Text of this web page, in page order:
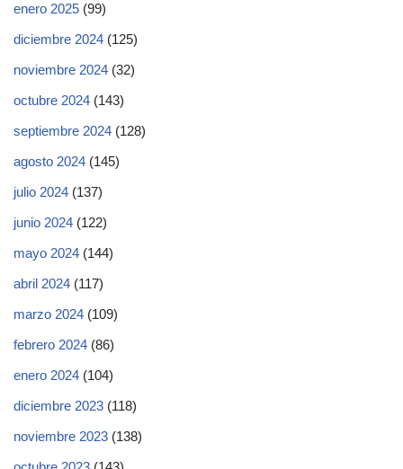
enero 2025 (99)
diciembre 2024 (125)
noviembre 2024 (32)
octubre 2024 (143)
septiembre 2024 (128)
agosto 2024 (145)
julio 2024 (137)
junio 2024 (122)
mayo 2024 (144)
abril 2024 (117)
marzo 2024 (109)
febrero 2024 (86)
enero 2024 (104)
diciembre 2023 (118)
noviembre 2023 (138)